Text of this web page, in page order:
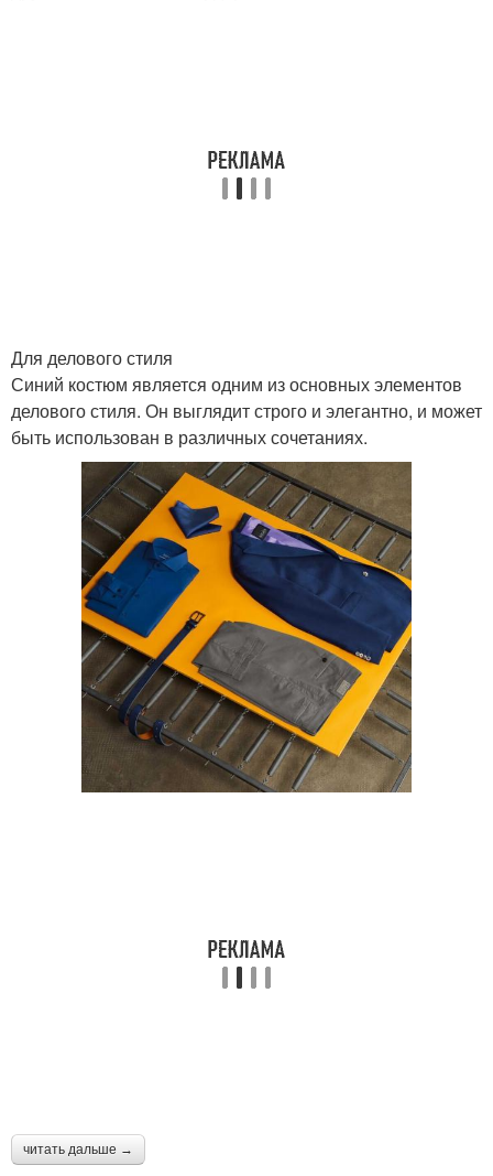
Для делового стиля
Синий костюм является одним из основных элементов
делового стиля. Он выглядит строго и элегантно, и может
быть использован в различных сочетаниях.
читать дальше →